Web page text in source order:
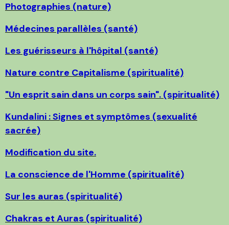
Photographies (nature)
Médecines parallèles (santé)
Les guérisseurs à l'hôpital (santé)
Nature contre Capitalisme (spiritualité)
"Un esprit sain dans un corps sain". (spiritualité)
Kundalini : Signes et symptômes (sexualité
sacrée)
Modification du site.
La conscience de l'Homme (spiritualité)
Sur les auras (spiritualité)
Chakras et Auras (spiritualité)